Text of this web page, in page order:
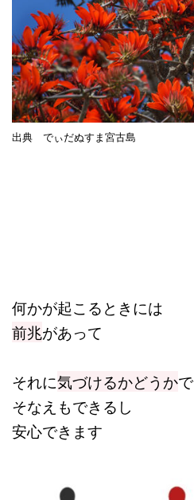
出典 でぃだぬすま宮古島
何かが起こるときには
前兆があって
それに気づけるかどうかで
そなえもできるし
安心できます